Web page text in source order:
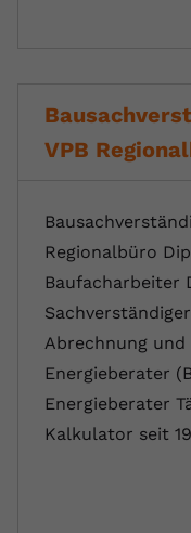
VPB
Regionalbüro
Baufacharbeiter
Abrechnung
Energieberater
Energieberater
Kalkulator seit